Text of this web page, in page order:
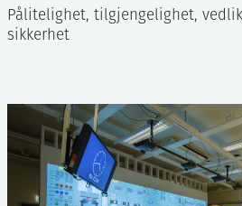
Pålitelighet, tilgjengelighet,
sikkerhet